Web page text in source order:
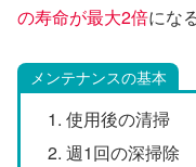
の寿命が最大2倍にな
メンテナンスの基本
使用後の清掃
週1回の深掃除